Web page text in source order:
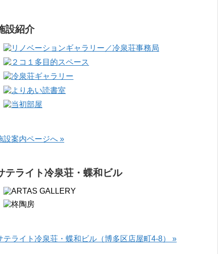
設紹介
設案内ページへ »
テライト冷泉荘・蝶和ビル
テライト冷泉荘・蝶和ビル（博多区店屋町4-8） »